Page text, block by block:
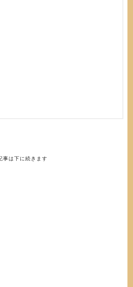
事は下に続きます